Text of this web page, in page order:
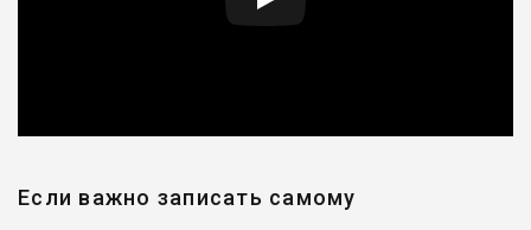
Если важно записать самому